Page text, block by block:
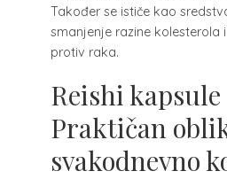
Također se ističe kao
smanjenje razine kolesterola
protiv raka.
Reishi kapsule
Praktičan
svakodnevno